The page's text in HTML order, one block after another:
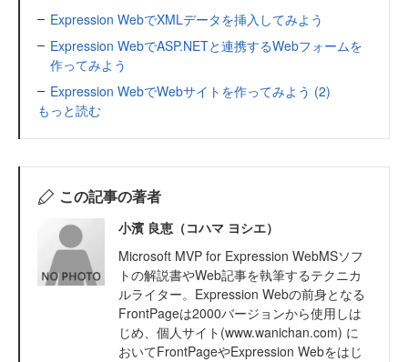
Expression WebでXMLデータを挿入してみよう
Expression WebでASP.NETと連携するWebフォームを
作ってみよう
Expression WebでWebサイトを作ってみよう (2)
もっと読む
この記事の著者
小濱 良恵（コハマ ヨシエ）
Microsoft MVP for Expression WebMSソフ
トの解説書やWeb記事を執筆するテクニカ
ルライター。Expression Webの前身となる
FrontPageは2000バージョンから使用しは
じめ、個人サイト(www.wanichan.com) に
おいてFrontPageやExpression Webをはじ